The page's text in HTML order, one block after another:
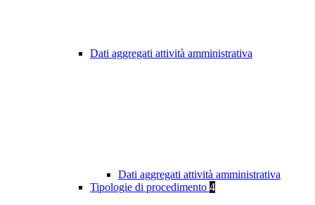
Dati aggregati attività amministrativa
Dati aggregati attività amministrativa
Tipologie di procedimento 4